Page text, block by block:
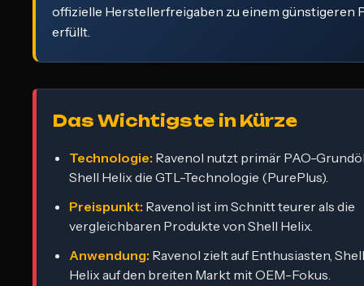
offizielle Herstellerfreigaben zu einem günstigeren
erfüllt.
Das Wichtigste in Kürze
Technologie: Ravenol nutzt primär PAO-
Shell Helix die GTL-Technologie (PurePlus).
Preispunkt: Ravenol ist im Schnitt teurer als die
vergleichbaren Produkte von Shell Helix.
Anwendung: Ravenol zielt auf Enthusiasten, Shell
Helix auf den breiten Markt mit OEM-Fokus.